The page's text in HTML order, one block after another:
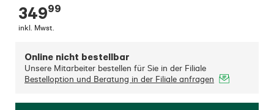
34999
inkl. Mwst.
Online nicht bestellbar
Unsere Mitarbeiter bestellen für Sie in der Filiale
Bestelloption und Beratung in der Filiale anfragen